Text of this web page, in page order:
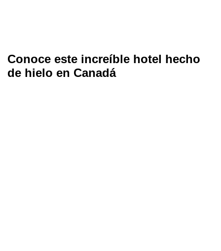
Conoce este increíble hotel hecho
de hielo en Canadá